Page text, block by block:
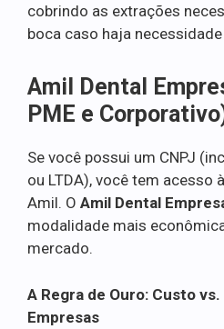
cobrindo as extrações
boca caso haja
Amil Dental
PME e
Se você possui um CNPJ
ou LTDA), você tem acesso
Amil. O Amil Dental
modalidade mais
mercado.
A Regra de Ouro: Custo
Empresas